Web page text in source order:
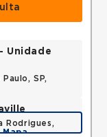
Unidade
SP,
Rodrigues,
Mapa